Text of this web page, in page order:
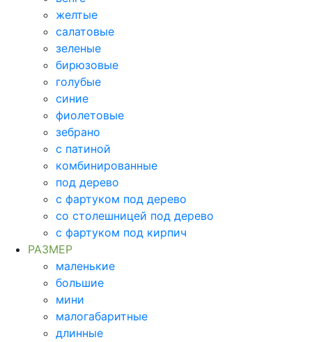
желтые
салатовые
зеленые
бирюзовые
голубые
синие
фиолетовые
зебрано
с патиной
комбинированные
под дерево
с фартуком под дерево
со столешницей под дерево
с фартуком под кирпич
РАЗМЕР
маленькие
большие
мини
малогабаритные
длинные